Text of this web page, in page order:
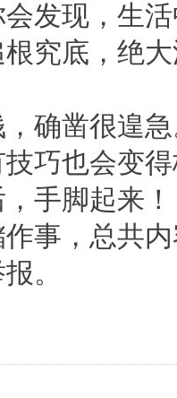
发现，生
根究底，绝
确凿很遑
巧也会变
手脚起来！
事，总共
。